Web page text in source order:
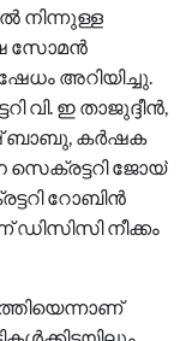
നിന്നുള്ള
സോമൻ
അറിയിച്ചു.
വി. ഇ താജുദ്ദീൻ,
ബാബു, കർഷക
ജോയ്
റോബിൻ
ഡിസിസി നീക്കം